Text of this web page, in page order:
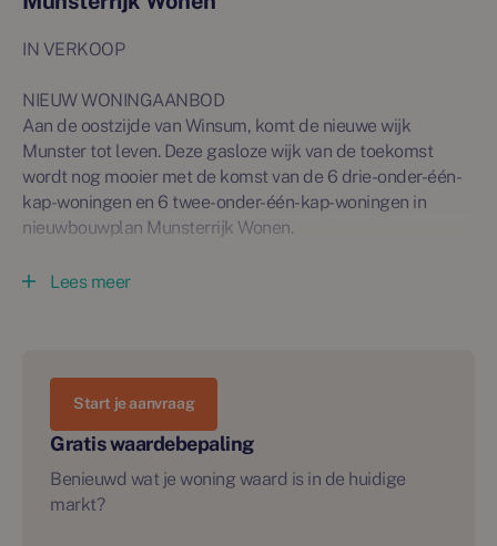
IN VERKOOP
NIEUW WONINGAANBOD
Aan de oostzijde van Winsum, komt de nieuwe wijk
Munster tot leven. Deze gasloze wijk van de toekomst
wordt nog mooier met de komst van de 6 drie-onder-één-
kap-woningen en 6 twee-onder-één-kap-woningen in
nieuwbouwplan Munsterrijk Wonen.
Type Watergang (bouwnummers 1, 3, 4 en 6)
woonkamer aan de voorzijde en de heerlijke leefkeuken
aan de tuinzijde. In de hal treft u het toilet, de meterkast,
de trapopgang naar de verdieping en de trapkast. Hier
bevindt zich tevens de warmtepomp. Iedere woning is
voorzien van een houten berging en een opstelplaats voor
de auto op eigen terrein. Op de verdieping bevinden zich 3
Lees meer
Gratis waardebepaling
Benieuwd wat je woning waard is in de huidige
markt?
Start je aanvraag